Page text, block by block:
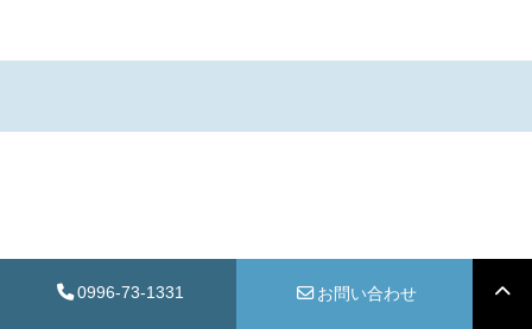
0996-73-1331 お問い合わせ